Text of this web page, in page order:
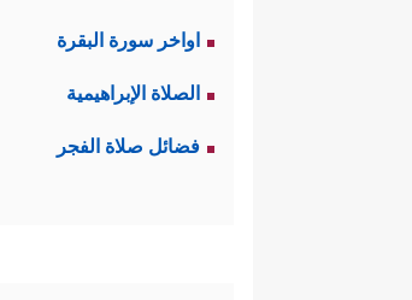
اواخر سورة البقرة
الصلاة الإبراهيمية
فضائل صلاة الفجر